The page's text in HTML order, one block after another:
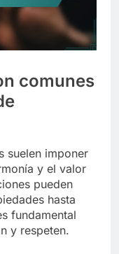
comunes
suelen imponer
y el valor
pueden
hasta
fundamental
y respeten.